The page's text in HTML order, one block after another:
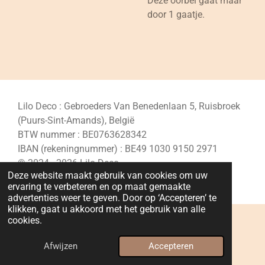
Deze website maakt gebruik van cookies om uw
ervaring te verbeteren en op maat gemaakte
advertenties weer te geven. Door op ‘Accepteren’ te
klikken, gaat u akkoord met het gebruik van alle
cookies.
Afwijzen Accepteren
door 1 gaatje.
Lilo Deco : Gebroeders Van Benedenlaan 5, Ruisbroek
(Puurs-Sint-Amands), België
BTW nummer : BE0763628342
IBAN (rekeningnummer) : BE49 1030 9150 2971
© 2024 - 2026 Lilo Deco
Powered by JouwWeb